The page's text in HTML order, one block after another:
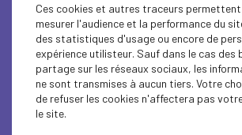
EVÈNEMENT ACTU
INTELLIGENCE ARTIFICIELLE
Tour de France de l'IA à Troyes
Ces cookies et autres traceurs permettent
mesurer l'audience et la performance du
des statistiques d'usage ou encore de
expérience utilisteur. Sauf dans le cas des
partage sur les réseaux sociaux, les
ne sont transmises à aucun tiers. Votre
de refuser les cookies n'affectera pas
le site.